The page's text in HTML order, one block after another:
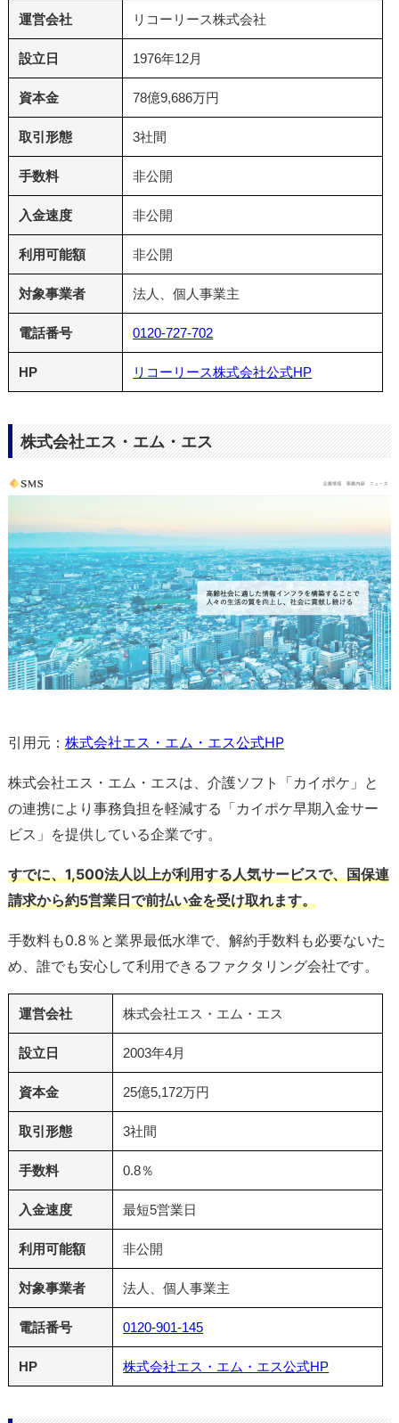
運営会社 リコーリース株式会社
設立日 1976年12月
資本金 78億9,686万円
取引形態 3社間
手数料 非公開
入金速度 非公開
利用可能額 非公開
対象事業者 法人、個人事業主
電話番号 0120-727-702
HP リコーリース株式会社公式HP
株式会社エス・エム・エス
引用元： 株式会社エス・エム・エス公式HP
株式会社エス・エム・エスは、介護ソフト「カイポケ」と
の連携により事務負担を軽減する「カイポケ早期入金サー
ビス」を提供している企業です。
すでに、1,500法人以上が利用する人気サービスで、国保連
請求から約5営業日で前払い金を受け取れます。
手数料も0.8％と業界最低水準で、解約手数料も必要ないた
め、誰でも安心して利用できるファクタリング会社です。
運営会社 株式会社エス・エム・エス
設立日 2003年4月
資本金 25億5,172万円
取引形態 3社間
手数料 0.8％
入金速度 最短5営業日
利用可能額 非公開
対象事業者 法人、個人事業主
電話番号 0120-901-145
HP 株式会社エス・エム・エス公式HP